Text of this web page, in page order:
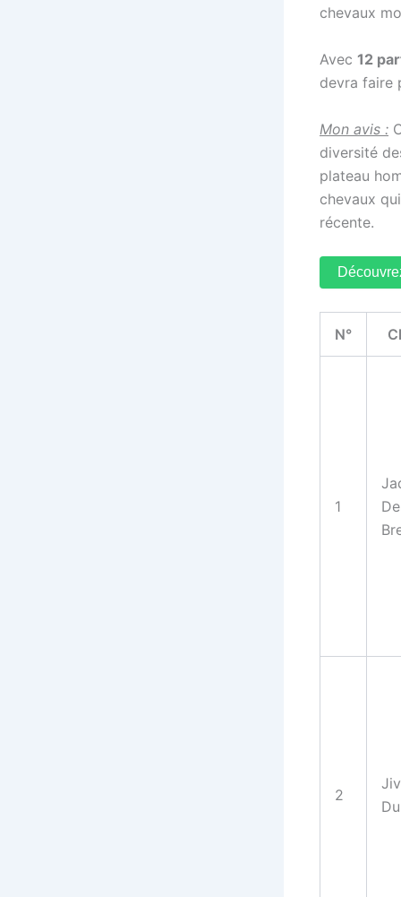
chevaux
Avec 12
devra faire
Mon avis :
diversité
plateau
chevaux
récente.
N°
1
2